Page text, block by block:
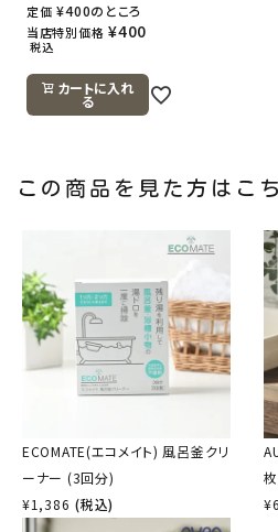
定価 ¥400のところ
当店特別価格 ¥400
税込
カートに入れ
る
この商品を見た方はこ
ECOMATE(エコメイト) 風呂釜クリ
ーナー (3回分)
¥1,386 (税込)
¥